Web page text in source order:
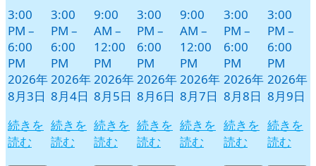
3:00
PM –
6:00
PM
2026年
8月3日
続きを
読む
3:00
PM –
6:00
PM
2026年
8月4日
続きを
読む
9:00
AM –
12:00
PM
2026年
8月5日
続きを
読む
3:00
PM –
6:00
PM
2026年
8月6日
続きを
読む
9:00
AM –
12:00
PM
2026年
8月7日
続きを
読む
3:00
PM –
6:00
PM
2026年
8月8日
続きを
読む
3:00
PM –
6:00
PM
2026年
8月9日
続きを
読む